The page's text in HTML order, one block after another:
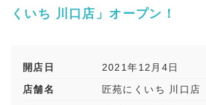
くいち 川口店」オープン！
開店日
2021年12月4日
店舗名
匠苑にくいち 川口店